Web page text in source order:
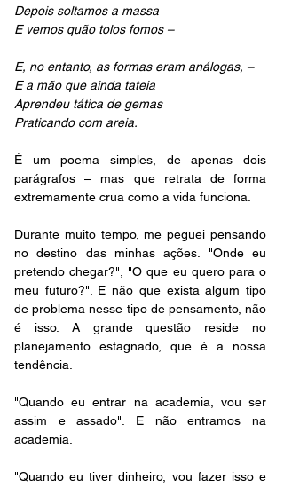
Depois soltamos a massa
E vemos quão tolos fomos –
E, no entanto, as formas eram análogas, –
E a mão que ainda tateia
Aprendeu tática de gemas
Praticando com areia.
É um poema simples, de apenas dois
parágrafos – mas que retrata de forma
extremamente crua como a vida funciona.
Durante muito tempo, me peguei pensando
no destino das minhas ações. "Onde eu
pretendo chegar?", "O que eu quero para o
meu futuro?". E não que exista algum tipo
de problema nesse tipo de pensamento, não
é isso. A grande questão reside no
planejamento estagnado, que é a nossa
tendência.
"Quando eu entrar na academia, vou ser
assim e assado". E não entramos na
academia.
"Quando eu tiver dinheiro, vou fazer isso e